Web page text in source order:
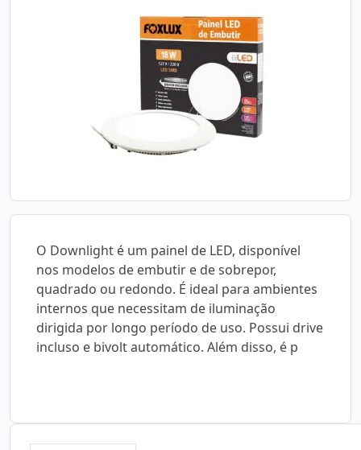
O Downlight é um painel de LED, disponível
nos modelos de embutir e de sobrepor,
quadrado ou redondo. É ideal para ambientes
internos que necessitam de iluminação
dirigida por longo período de uso. Possui drive
incluso e bivolt automático. Além disso, é p